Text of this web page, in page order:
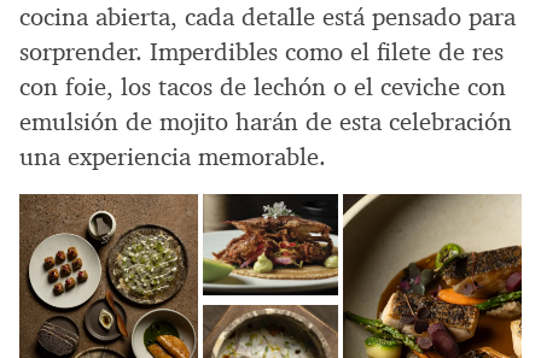
cocina abierta, cada detalle está pensado para
sorprender. Imperdibles como el filete de res
con foie, los tacos de lechón o el ceviche con
emulsión de mojito harán de esta celebración
una experiencia memorable.